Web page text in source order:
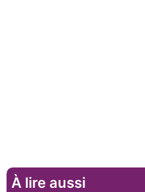
À lire aussi